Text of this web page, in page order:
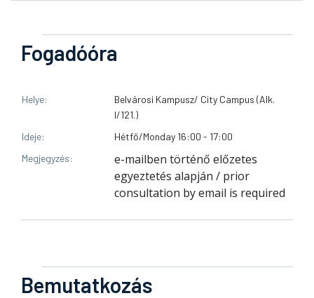
Bemutatkozás
Fogadóóra
Helye
Belvárosi Kampusz/ City Campus (Alk.
I/121.)
Ideje
Hétfő/Monday 16:00 - 17:00
Megjegyzés
e-mailben történő előzetes
egyeztetés alapján / prior
consultation by email is required